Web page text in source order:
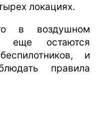
локациях.
в воздушном
еще остаются
и
правила